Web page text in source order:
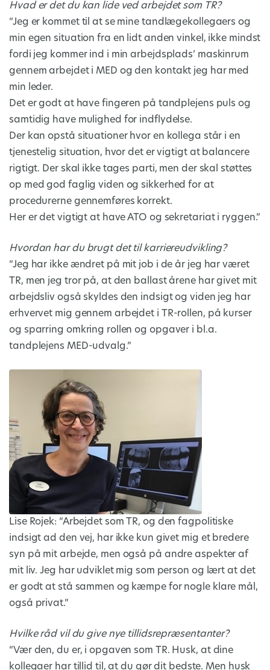
Hvad er det du kan lide ved arbejdet som TR?
“Jeg er kommet til at se mine tandlægekollegaers og
min egen situation fra en lidt anden vinkel, ikke mindst
fordi jeg kommer ind i min arbejdsplads’ maskinrum
gennem arbejdet i MED og den kontakt jeg har med
min leder.
Det er godt at have fingeren på tandplejens puls og
samtidig have mulighed for indflydelse.
Der kan opstå situationer hvor en kollega står i en
tjenestelig situation, hvor det er vigtigt at balancere
rigtigt. Der skal ikke tages parti, men der skal støttes
op med god faglig viden og sikkerhed for at
procedurerne gennemføres korrekt.
Her er det vigtigt at have ATO og sekretariat i ryggen.”
Hvordan har du brugt det til karriereudvikling?
“Jeg har ikke ændret på mit job i de år jeg har været
TR, men jeg tror på, at den ballast årene har givet mit
arbejdsliv også skyldes den indsigt og viden jeg har
erhvervet mig gennem arbejdet i TR-rollen, på kurser
og sparring omkring rollen og opgaver i bl.a.
tandplejens MED-udvalg.”
Lise Rojek: “Arbejdet som TR, og den fagpolitiske
indsigt ad den vej, har ikke kun givet mig et bredere
syn på mit arbejde, men også på andre aspekter af
mit liv. Jeg har udviklet mig som person og lært at det
er godt at stå sammen og kæmpe for nogle klare mål,
også privat.”
Hvilke råd vil du give nye tillidsrepræsentanter?
“Vær den, du er, i opgaven som TR. Husk, at dine
kollegaer har tillid til, at du gør dit bedste. Men husk